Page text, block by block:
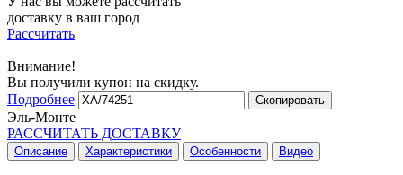
доставку в ваш город
Рассчитать
Внимание!
Вы получили купон на скидку.
Подробнее
Скопировать
Эль-Монте
РАССЧИТАТЬ ДОСТАВКУ
Описание Характеристики Особенности Видео